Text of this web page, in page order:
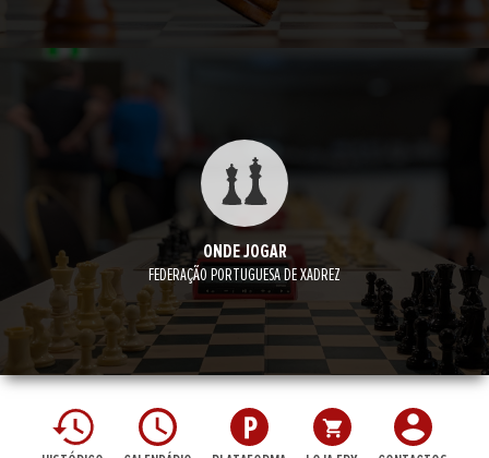
ONDE JOGAR
FEDERAÇÃO PORTUGUESA DE XADREZ